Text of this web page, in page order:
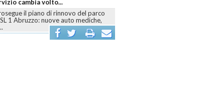
cambia volto...
il piano di rinnovo del parco
1 Abruzzo: nuove auto mediche,